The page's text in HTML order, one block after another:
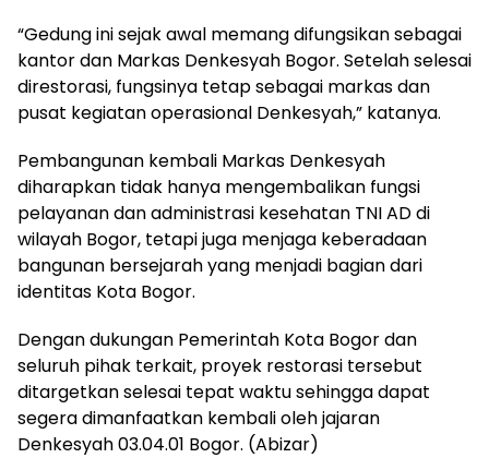
“Gedung ini sejak awal memang difungsikan sebagai
kantor dan Markas Denkesyah Bogor. Setelah selesai
direstorasi, fungsinya tetap sebagai markas dan
pusat kegiatan operasional Denkesyah,” katanya.
Pembangunan kembali Markas Denkesyah
diharapkan tidak hanya mengembalikan fungsi
pelayanan dan administrasi kesehatan TNI AD di
wilayah Bogor, tetapi juga menjaga keberadaan
bangunan bersejarah yang menjadi bagian dari
identitas Kota Bogor.
Dengan dukungan Pemerintah Kota Bogor dan
seluruh pihak terkait, proyek restorasi tersebut
ditargetkan selesai tepat waktu sehingga dapat
segera dimanfaatkan kembali oleh jajaran
Denkesyah 03.04.01 Bogor. (Abizar)